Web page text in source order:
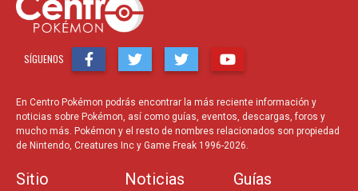
SÍGUENOS
En Centro Pokémon podrás encontrar la más reciente información y
noticias sobre Pokémon, así como guías, eventos, descargas, foros y
mucho más. Pokémon y el resto de nombres relacionados son propiedad
de Nintendo, Creatures Inc y Game Freak 1996-2026.
Sitio Noticias Guías